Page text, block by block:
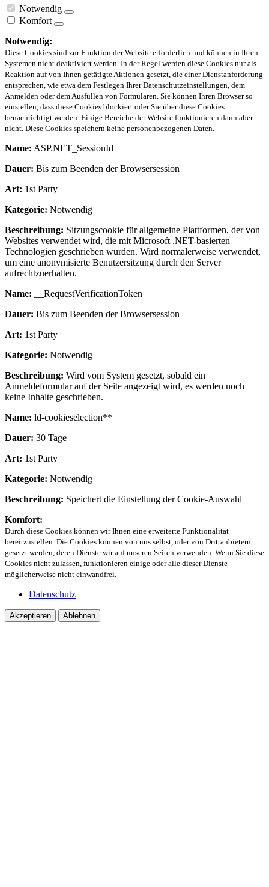
Notwendig
Komfort
Notwendig:
Diese Cookies sind zur Funktion der Website erforderlich und können in Ihren
Systemen nicht deaktiviert werden. In der Regel werden diese Cookies nur als
Reaktion auf von Ihnen getätigte Aktionen gesetzt, die einer Dienstanforderung
entsprechen, wie etwa dem Festlegen Ihrer Datenschutzeinstellungen, dem
Anmelden oder dem Ausfüllen von Formularen. Sie können Ihren Browser so
einstellen, dass diese Cookies blockiert oder Sie über diese Cookies
benachrichtigt werden. Einige Bereiche der Website funktionieren dann aber
nicht. Diese Cookies speichern keine personenbezogenen Daten.
Name: ASP.NET_SessionId
Dauer: Bis zum Beenden der Browsersession
Art: 1st Party
Kategorie: Notwendig
Beschreibung: Sitzungscookie für allgemeine Plattformen, der von
Websites verwendet wird, die mit Microsoft .NET-basierten
Technologien geschrieben wurden. Wird normalerweise verwendet,
um eine anonymisierte Benutzersitzung durch den Server
aufrechtzuerhalten.
Name: __RequestVerificationToken
Dauer: Bis zum Beenden der Browsersession
Art: 1st Party
Kategorie: Notwendig
Beschreibung: Wird vom System gesetzt, sobald ein
Anmeldeformular auf der Seite angezeigt wird, es werden noch
keine Inhalte geschrieben.
Name: ld-cookieselection**
Dauer: 30 Tage
Art: 1st Party
Kategorie: Notwendig
Beschreibung: Speichert die Einstellung der Cookie-Auswahl
Komfort:
Durch diese Cookies können wir Ihnen eine erweiterte Funktionalität
bereitzustellen. Die Cookies können von uns selbst, oder von Drittanbietern
gesetzt werden, deren Dienste wir auf unseren Seiten verwenden. Wenn Sie diese
Cookies nicht zulassen, funktionieren einige oder alle dieser Dienste
möglicherweise nicht einwandfrei.
Datenschutz
Akzeptieren Ablehnen